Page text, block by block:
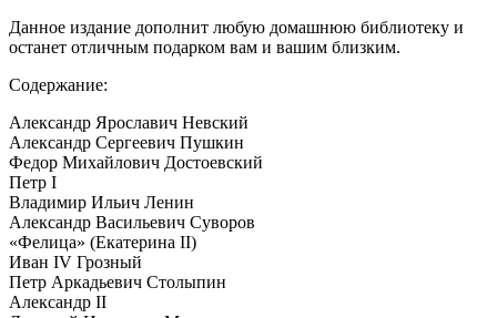
Данное издание дополнит любую домашнюю библиотеку и
останет отличным подарком вам и вашим близким.
Содержание:
Александр Ярославич Невский
Александр Сергеевич Пушкин
Федор Михайлович Достоевский
Петр I
Владимир Ильич Ленин
Александр Васильевич Суворов
«Фелица» (Екатерина II)
Иван IV Грозный
Петр Аркадьевич Столыпин
Александр II